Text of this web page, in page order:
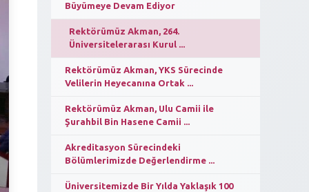
Büyümeye Devam Ediyor
Rektörümüz Akman, 264.
Üniversitelerarası Kurul ...
Rektörümüz Akman, YKS Sürecinde
Velilerin Heyecanına Ortak ...
Rektörümüz Akman, Ulu Camii ile
Şurahbil Bin Hasene Camii ...
Akreditasyon Sürecindeki
Bölümlerimizde Değerlendirme ...
Üniversitemizde Bir Yılda Yaklaşık 100